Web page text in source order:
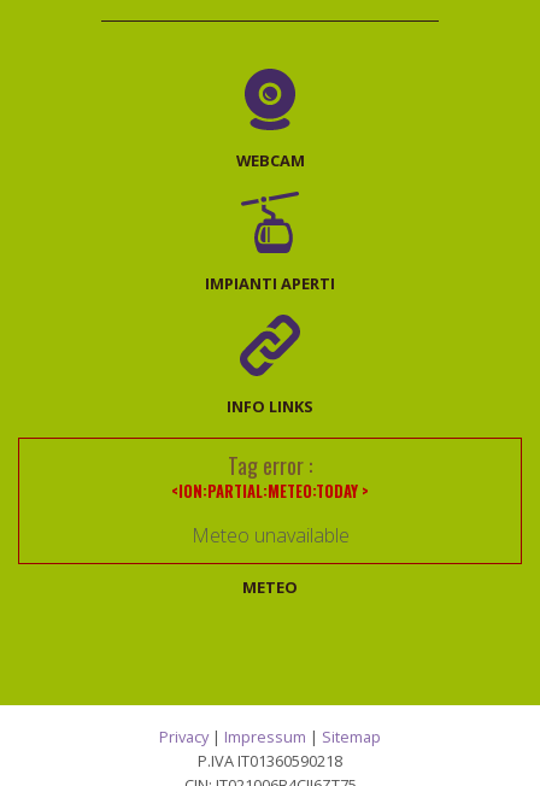
WEBCAM
IMPIANTI APERTI
INFO LINKS
Tag error :
<ION:PARTIAL:METEO:TODAY >
Meteo unavailable
METEO
Privacy| Impressum | Sitemap
P.IVA IT01360590218